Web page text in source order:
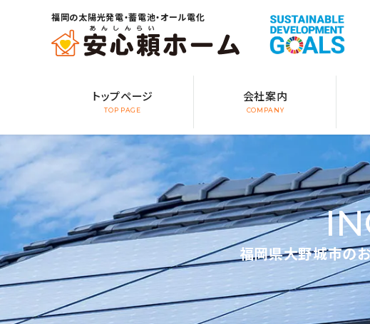
福岡の太陽光発電・蓄電池・オール電化
トップページ
TOP PAGE
会社案内
COMPANY
福岡県大野城市の